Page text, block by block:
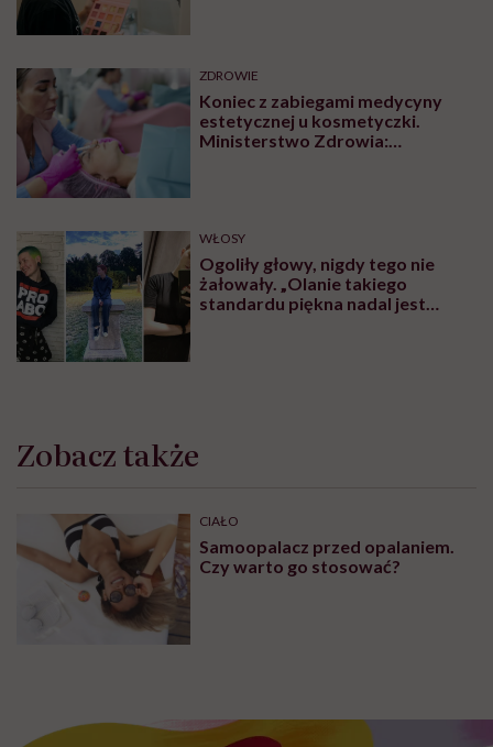
ZDROWIE
Koniec z zabiegami medycyny
estetycznej u kosmetyczki.
Ministerstwo Zdrowia:
WŁOSY
Ogoliły głowy, nigdy tego nie
żałowały. „Olanie takiego
standardu piękna nadal jest
Zobacz także
CIAŁO
Samoopalacz przed opalaniem.
Czy warto go stosować?